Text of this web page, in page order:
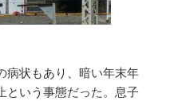
病状もあり、暗い年末年
という事態だった。息子